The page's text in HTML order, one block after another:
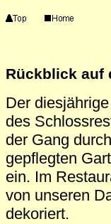
Rückblick auf
Der
des
der Gang
gepflegten
ein. Im
von unseren
dekoriert.